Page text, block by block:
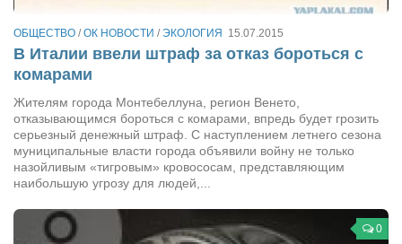
Досье
Лариса Ильченко
Орест Коваль
Тамара Кубракова
Елена Мельник
Вера Паненко
ОБЩЕСТВО /ОК НОВОСТИ /ЭКОЛОГИЯ 15.07.2015
В Италии ввели штраф за отказ бороться с
комарами
Жителям города Монтебеллуна, регион Венето,
отказывающимся бороться с комарами, впредь будет грозить
серьезный денежный штраф. С наступлением летнего сезона
муниципальные власти города объявили войну не только
назойливым «тигровым» кровососам, представляющим
наибольшую угрозу для людей,...
0